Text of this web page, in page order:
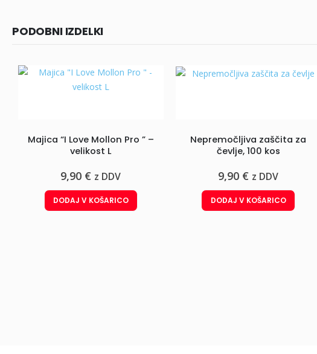
PODOBNI IZDELKI
Majica “I Love Mollon Pro ” –
velikost L
9,90 € z DDV
DODAJ V KOŠARICO
Nepremočljiva zaščita za
čevlje, 100 kos
9,90 € z DDV
DODAJ V KOŠARICO